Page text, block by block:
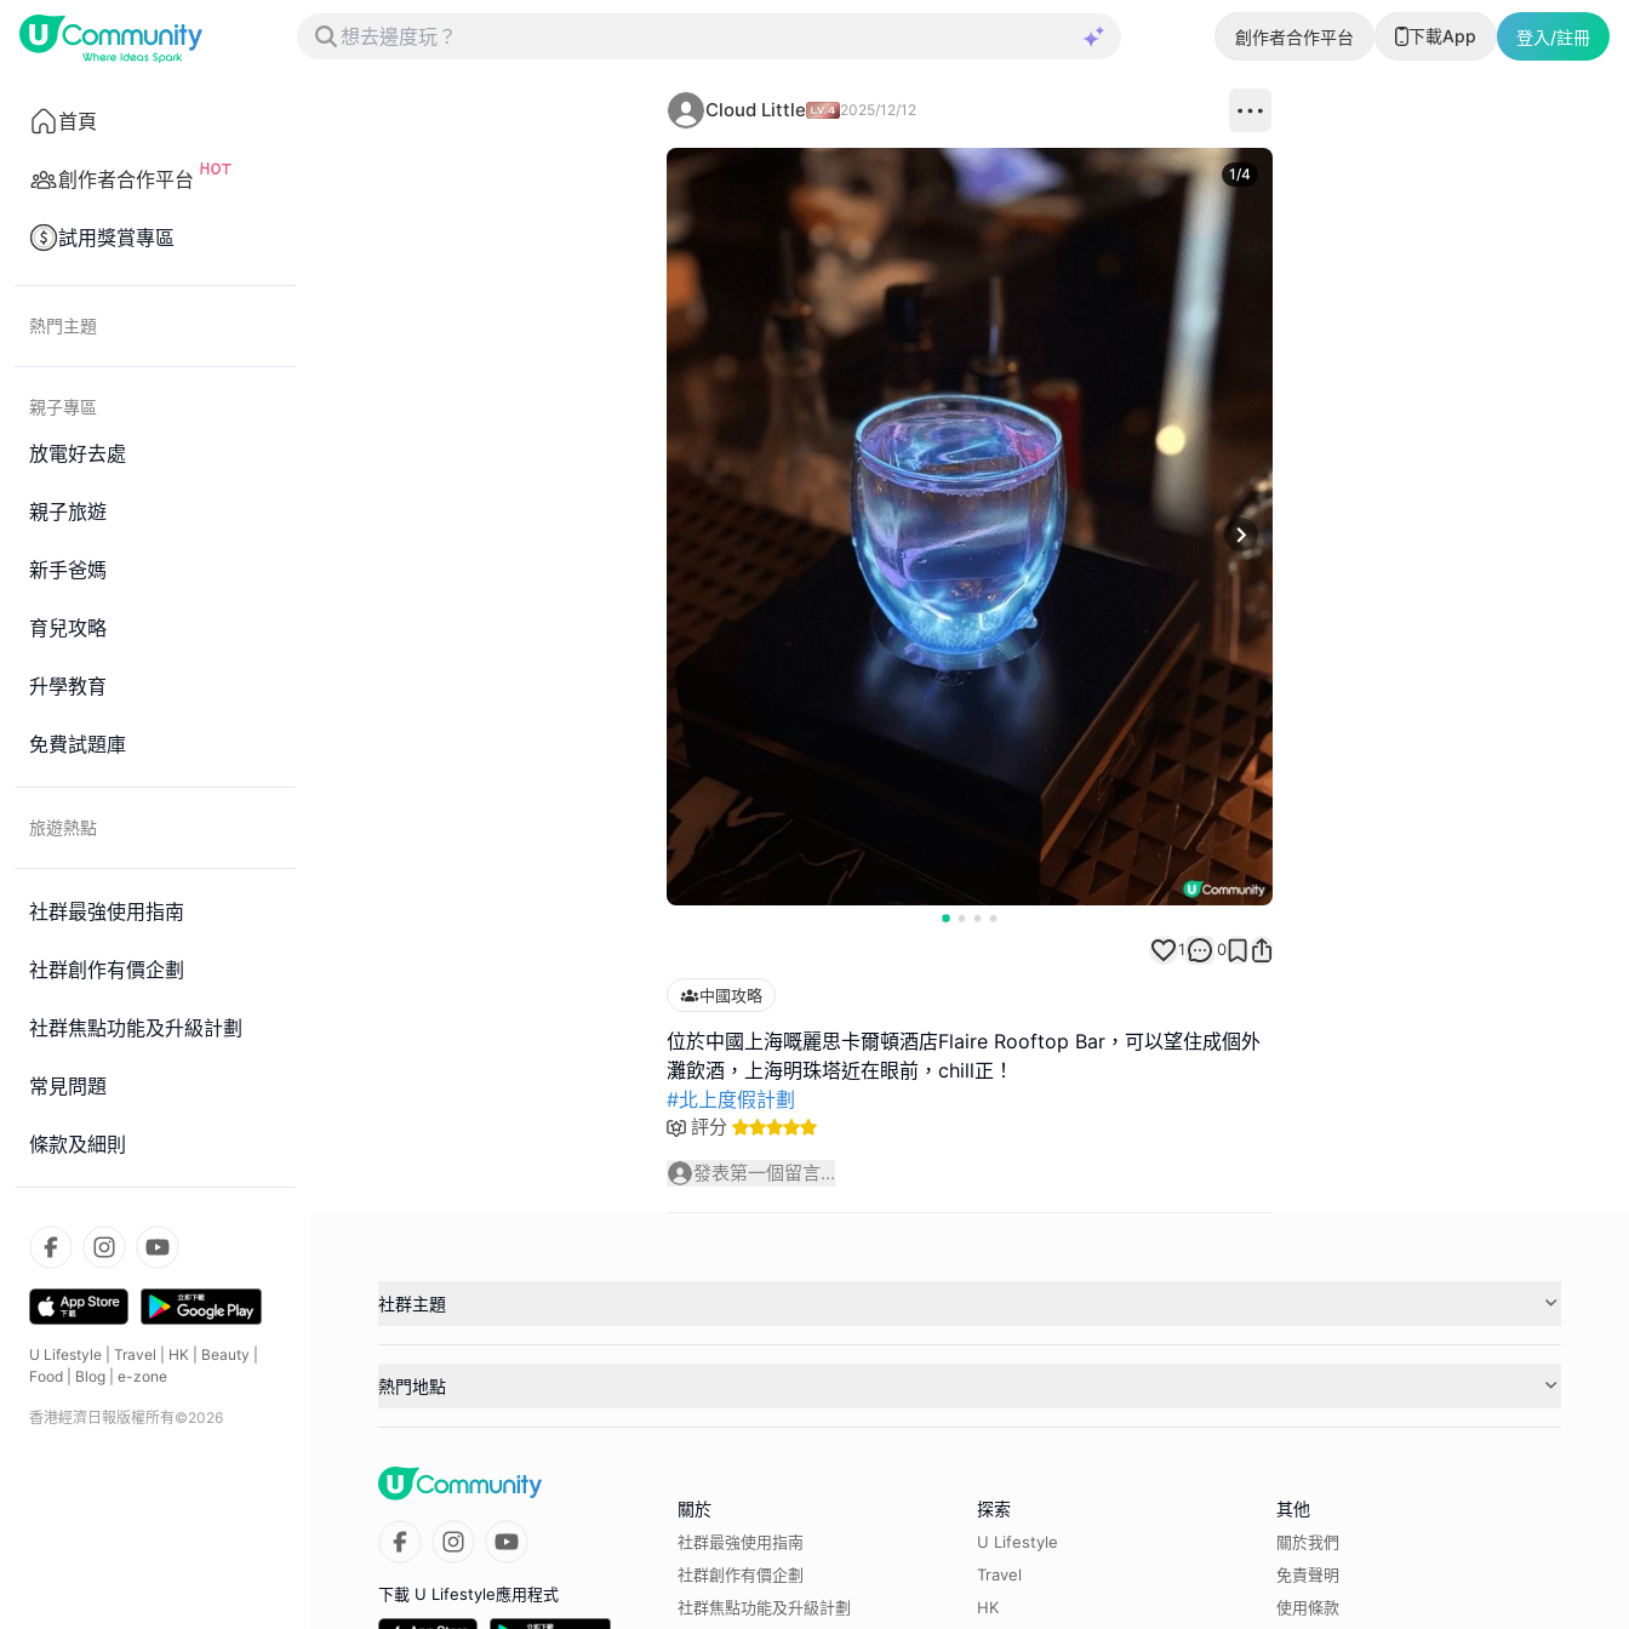
創作者合作平台 下載App 登入/註冊
首頁
創作者合作平台
試用獎賞專區
熱門主題
親子專區
放電好去處
親子旅遊
新手爸媽
育兒攻略
升學教育
免費試題庫
旅遊熱點
社群最強使用指南
社群創作有價企劃
社群焦點功能及升級計劃
常見問題
條款及細則
U Lifestyle Travel HK Beauty
Food
Blog e-zone
香港經濟日報版權所有©2026
Cloud Little 2025/12/12
Next slide
1/4
1 0
中國攻略
位於中國上海嘅麗思卡爾頓酒店Flaire Rooftop Bar，可以望住成個外
#北上度假計劃
評分
發表第一個留言...
社群主題
熱門地點
下載 U Lifestyle應用程式
關於
社群最強使用指南
社群創作有價企劃
社群焦點功能及升級計劃
探索
U Lifestyle
Travel
HK
其他
關於我們
免責聲明
使用條款